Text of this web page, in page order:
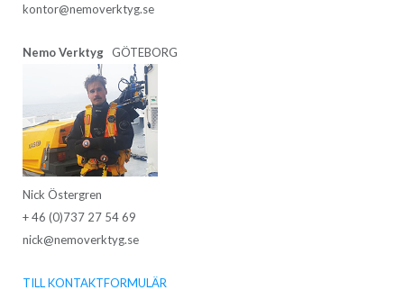
kontor@nemoverktyg.se
Nemo VerktygGÖTEBORG
Nick Östergren
+ 46 (0)737 27 54 69
nick@nemoverktyg.se
TILL KONTAKTFORMULÄR